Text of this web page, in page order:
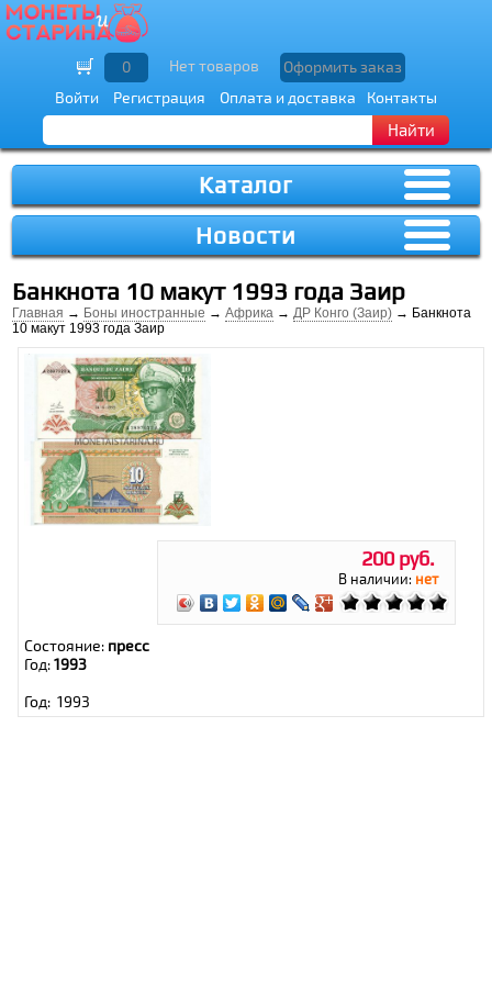
Войти Регистрация Оплата и доставка Контакты
Найти
0 Нет товаров Оформить заказ
Каталог
Новости
Банкнота 10 макут 1993 года Заир
Главная → Боны иностранные →Африка →ДР Конго (Заир) → Банкнота
10 макут 1993 года Заир
200 руб.
В наличии: нет
Состояние: пресс
Год:1993
Год: 1993